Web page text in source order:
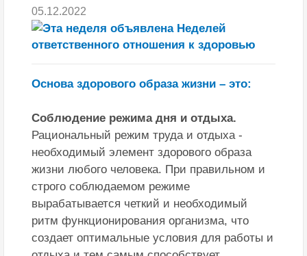
05.12.2022
Основа здорового образа жизни – это:
Соблюдение режима дня и отдыха.
Рациональный режим труда и отдыха -
необходимый элемент здорового образа
жизни любого человека. При правильном и
строго соблюдаемом режиме
вырабатывается четкий и необходимый
ритм функционирования организма, что
создает оптимальные условия для работы и